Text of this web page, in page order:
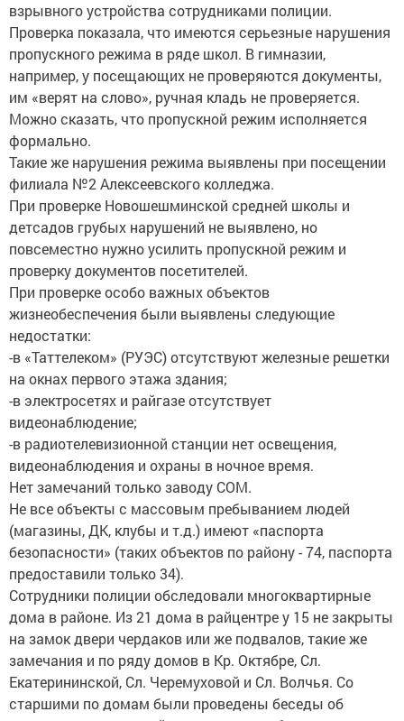
взрывного устройства сотрудниками полиции.
Проверка показала, что имеются серьезные нарушения
пропускного режима в ряде школ. В гимназии,
например, у посещающих не проверяются документы,
им «верят на слово», ручная кладь не проверяется.
Можно сказать, что пропускной режим исполняется
формально.
Такие же нарушения режима выявлены при посещении
филиала №2 Алексеевского колледжа.
При проверке Новошешминской средней школы и
детсадов грубых нарушений не выявлено, но
повсеместно нужно усилить пропускной режим и
проверку документов посетителей.
При проверке особо важных объектов
жизнеобеспечения были выявлены следующие
недостатки:
-в «Таттелеком» (РУЭС) отсутствуют железные решетки
на окнах первого этажа здания;
-в электросетях и райгазе отсутствует
видеонаблюдение;
-в радиотелевизионной станции нет освещения,
видеонаблюдения и охраны в ночное время.
Нет замечаний только заводу СОМ.
Не все объекты с массовым пребыванием людей
(магазины, ДК, клубы и т.д.) имеют «паспорта
безопасности» (таких объектов по району - 74, паспорта
предоставили только 34).
Сотрудники полиции обследовали многоквартирные
дома в районе. Из 21 дома в райцентре у 15 не закрыты
на замок двери чердаков или же подвалов, такие же
замечания и по ряду домов в Кр. Октябре, Сл.
Екатерининской, Сл. Черемуховой и Сл. Волчья. Со
старшими по домам были проведены беседы об